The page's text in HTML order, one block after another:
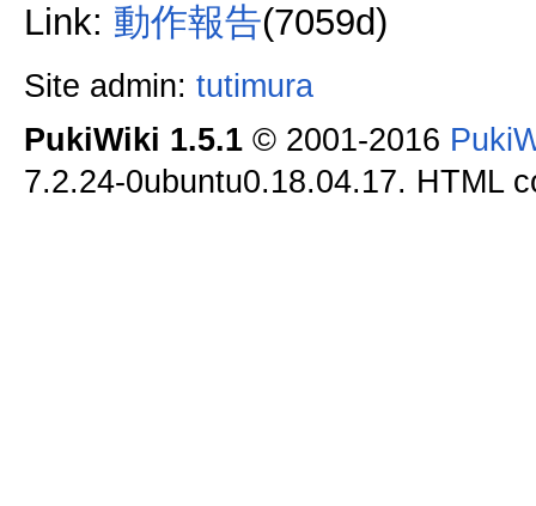
Link: 動作報告(7059d)
Site admin: tutimura
PukiWiki 1.5.1© 2001-2016
7.2.24-0ubuntu0.18.04.17. HTML